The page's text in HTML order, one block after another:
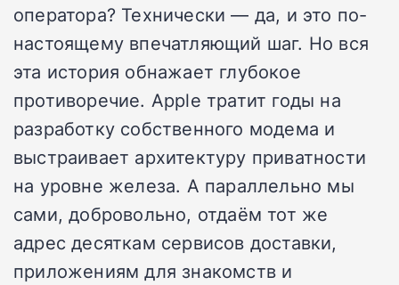
оператора? Технически — да, и это по-
настоящему впечатляющий шаг. Но вся
эта история обнажает глубокое
противоречие. Apple тратит годы на
разработку собственного модема и
выстраивает архитектуру приватности
на уровне железа. А параллельно мы
сами, добровольно, отдаём тот же
адрес десяткам сервисов доставки,
приложениям для знакомств и